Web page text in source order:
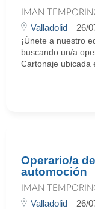
IMAN
Valladolid 26/
¡Únete a nuestro
buscando un/a
Cartonaje ubicada
Operario/a
automoción
IMAN
Valladolid 26/